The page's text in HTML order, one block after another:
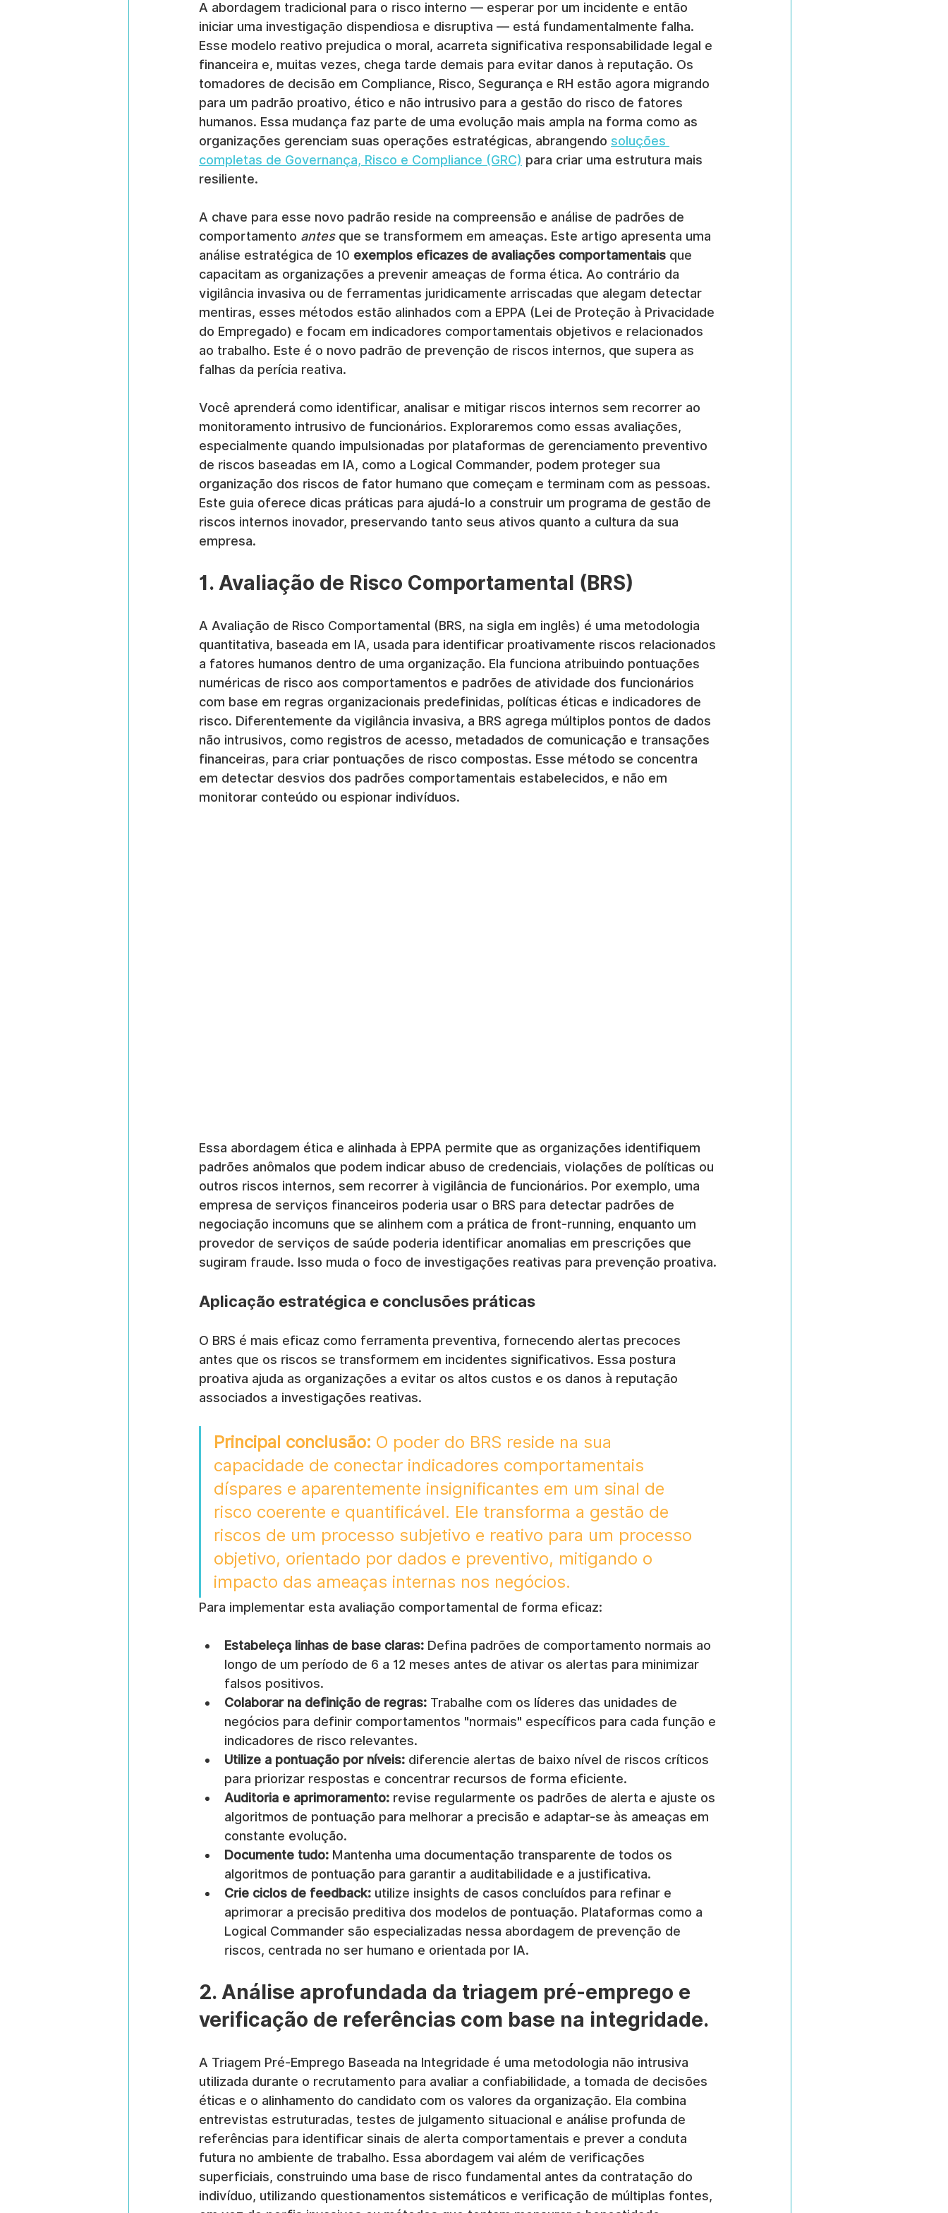
A abordagem tradicional para o risco interno — esperar por um incidente e então
iniciar uma investigação dispendiosa e disruptiva — está fundamentalmente falha.
Esse modelo reativo prejudica o moral, acarreta significativa responsabilidade legal e
financeira e, muitas vezes, chega tarde demais para evitar danos à reputação. Os
tomadores de decisão em Compliance, Risco, Segurança e RH estão agora migrando
para um padrão proativo, ético e não intrusivo para a gestão do risco de fatores
humanos. Essa mudança faz parte de uma evolução mais ampla na forma como as
organizações gerenciam suas operações estratégicas, abrangendo soluções
completas de Governança, Risco e Compliance (GRC) para criar uma estrutura mais
resiliente.
A chave para esse novo padrão reside na compreensão e análise de padrões de
comportamento antes que se transformem em ameaças. Este artigo apresenta uma
análise estratégica de 10 exemplos eficazes de avaliações comportamentais que
capacitam as organizações a prevenir ameaças de forma ética. Ao contrário da
vigilância invasiva ou de ferramentas juridicamente arriscadas que alegam detectar
mentiras, esses métodos estão alinhados com a EPPA (Lei de Proteção à Privacidade
do Empregado) e focam em indicadores comportamentais objetivos e relacionados
ao trabalho. Este é o novo padrão de prevenção de riscos internos, que supera as
falhas da perícia reativa.
Você aprenderá como identificar, analisar e mitigar riscos internos sem recorrer ao
monitoramento intrusivo de funcionários. Exploraremos como essas avaliações,
especialmente quando impulsionadas por plataformas de gerenciamento preventivo
de riscos baseadas em IA, como a Logical Commander, podem proteger sua
organização dos riscos de fator humano que começam e terminam com as pessoas.
Este guia oferece dicas práticas para ajudá-lo a construir um programa de gestão de
riscos internos inovador, preservando tanto seus ativos quanto a cultura da sua
empresa.
1. Avaliação de Risco Comportamental (BRS)
A Avaliação de Risco Comportamental (BRS, na sigla em inglês) é uma metodologia
quantitativa, baseada em IA, usada para identificar proativamente riscos relacionados
a fatores humanos dentro de uma organização. Ela funciona atribuindo pontuações
numéricas de risco aos comportamentos e padrões de atividade dos funcionários
com base em regras organizacionais predefinidas, políticas éticas e indicadores de
risco. Diferentemente da vigilância invasiva, a BRS agrega múltiplos pontos de dados
não intrusivos, como registros de acesso, metadados de comunicação e transações
financeiras, para criar pontuações de risco compostas. Esse método se concentra
em detectar desvios dos padrões comportamentais estabelecidos, e não em
monitorar conteúdo ou espionar indivíduos.
Essa abordagem ética e alinhada à EPPA permite que as organizações identifiquem
padrões anômalos que podem indicar abuso de credenciais, violações de políticas ou
outros riscos internos, sem recorrer à vigilância de funcionários. Por exemplo, uma
empresa de serviços financeiros poderia usar o BRS para detectar padrões de
negociação incomuns que se alinhem com a prática de front-running, enquanto um
provedor de serviços de saúde poderia identificar anomalias em prescrições que
sugiram fraude. Isso muda o foco de investigações reativas para prevenção proativa.
Aplicação estratégica e conclusões práticas
O BRS é mais eficaz como ferramenta preventiva, fornecendo alertas precoces
antes que os riscos se transformem em incidentes significativos. Essa postura
proativa ajuda as organizações a evitar os altos custos e os danos à reputação
associados a investigações reativas.
Principal conclusão: O poder do BRS reside na sua
capacidade de conectar indicadores comportamentais
díspares e aparentemente insignificantes em um sinal de
risco coerente e quantificável. Ele transforma a gestão de
riscos de um processo subjetivo e reativo para um processo
objetivo, orientado por dados e preventivo, mitigando o
impacto das ameaças internas nos negócios.
Para implementar esta avaliação comportamental de forma eficaz:
Estabeleça linhas de base claras: Defina padrões de comportamento normais ao
longo de um período de 6 a 12 meses antes de ativar os alertas para minimizar
falsos positivos.
Colaborar na definição de regras: Trabalhe com os líderes das unidades de
negócios para definir comportamentos "normais" específicos para cada função e
indicadores de risco relevantes.
Utilize a pontuação por níveis: diferencie alertas de baixo nível de riscos críticos
para priorizar respostas e concentrar recursos de forma eficiente.
Auditoria e aprimoramento: revise regularmente os padrões de alerta e ajuste os
algoritmos de pontuação para melhorar a precisão e adaptar-se às ameaças em
constante evolução.
Documente tudo: Mantenha uma documentação transparente de todos os
algoritmos de pontuação para garantir a auditabilidade e a justificativa.
Crie ciclos de feedback: utilize insights de casos concluídos para refinar e
aprimorar a precisão preditiva dos modelos de pontuação. Plataformas como a
Logical Commander são especializadas nessa abordagem de prevenção de
riscos, centrada no ser humano e orientada por IA.
2. Análise aprofundada da triagem pré-emprego e
verificação de referências com base na integridade.
A Triagem Pré-Emprego Baseada na Integridade é uma metodologia não intrusiva
utilizada durante o recrutamento para avaliar a confiabilidade, a tomada de decisões
éticas e o alinhamento do candidato com os valores da organização. Ela combina
entrevistas estruturadas, testes de julgamento situacional e análise profunda de
referências para identificar sinais de alerta comportamentais e prever a conduta
futura no ambiente de trabalho. Essa abordagem vai além de verificações
superficiais, construindo uma base de risco fundamental antes da contratação do
indivíduo, utilizando questionamentos sistemáticos e verificação de múltiplas fontes,